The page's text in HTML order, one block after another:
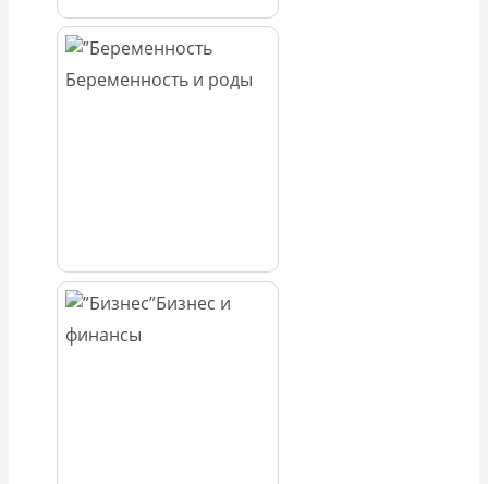
Беременность и роды
Бизнес и
финансы